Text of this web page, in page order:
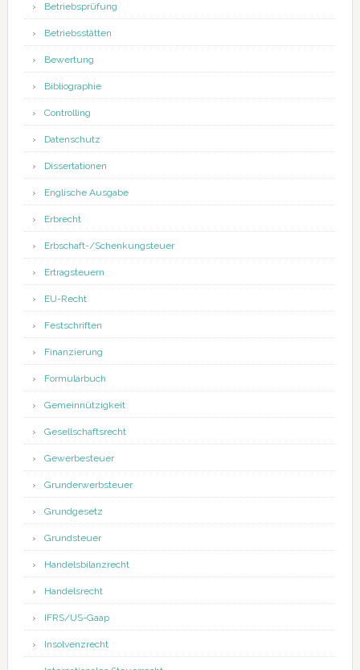
Betriebsprüfung
Betriebsstätten
Bewertung
Bibliographie
Controlling
Datenschutz
Dissertationen
Englische Ausgabe
Erbrecht
Erbschaft-/Schenkungsteuer
Ertragsteuern
EU-Recht
Festschriften
Finanzierung
Formularbuch
Gemeinnützigkeit
Gesellschaftsrecht
Gewerbesteuer
Grunderwerbsteuer
Grundgesetz
Grundsteuer
Handelsbilanzrecht
Handelsrecht
IFRS/US-Gaap
Insolvenzrecht